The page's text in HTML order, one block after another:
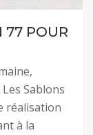
77 POUR
Sablons
réalisation
à la